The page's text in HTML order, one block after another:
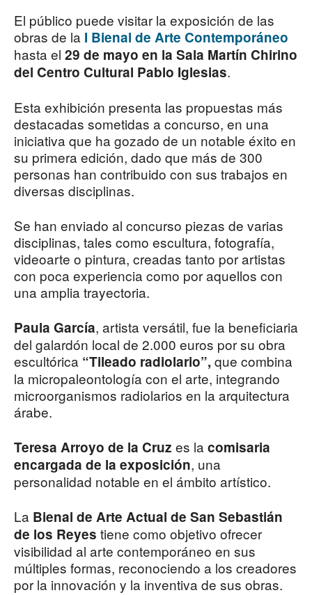
El público puede visitar la exposición de las
obras de la I Bienal de Arte Contemporáneo
hasta el 29 de mayo en la Sala Martín Chirino
del Centro Cultural Pablo Iglesias.
Esta exhibición presenta las propuestas más
destacadas sometidas a concurso, en una
iniciativa que ha gozado de un notable éxito en
su primera edición, dado que más de 300
personas han contribuido con sus trabajos en
diversas disciplinas.
Se han enviado al concurso piezas de varias
disciplinas, tales como escultura, fotografía,
videoarte o pintura, creadas tanto por artistas
con poca experiencia como por aquellos con
una amplia trayectoria.
Paula García, artista versátil, fue la beneficiaria
del galardón local de 2.000 euros por su obra
escultórica “Tileado radiolario”, que combina
la micropaleontología con el arte, integrando
microorganismos radiolarios en la arquitectura
árabe.
Teresa Arroyo de la Cruz es la comisaria
encargada de la exposición, una
personalidad notable en el ámbito artístico.
La Bienal de Arte Actual de San Sebastián
de los Reyes tiene como objetivo ofrecer
visibilidad al arte contemporáneo en sus
múltiples formas, reconociendo a los creadores
por la innovación y la inventiva de sus obras.